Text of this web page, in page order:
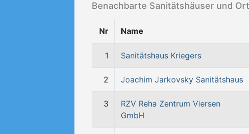
Benachbarte Sanitätshäuser und
Nr Name
1 Sanitätshaus Kriegers
2 Joachim Jarkovsky Sanitätshaus
3
RZV Reha Zentrum Viersen
GmbH